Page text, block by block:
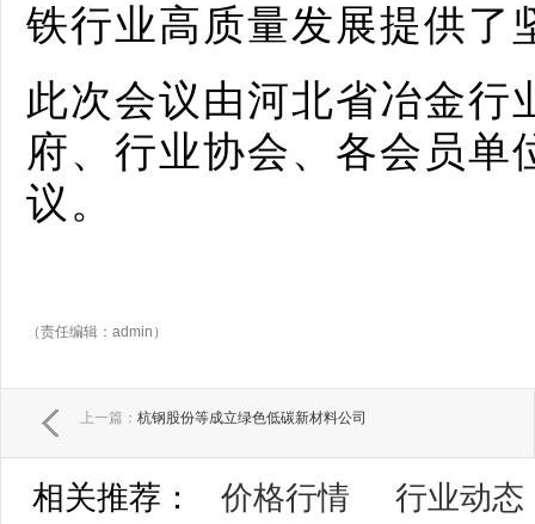
铁行业高质量发展提供了
此次会议由河北省冶金行
府、行业协会、各会员单
议。
（责任编辑：admin）
上一篇： 杭钢股份等成立绿色低碳新材料公司
相关推荐： 价格行情 行业动态